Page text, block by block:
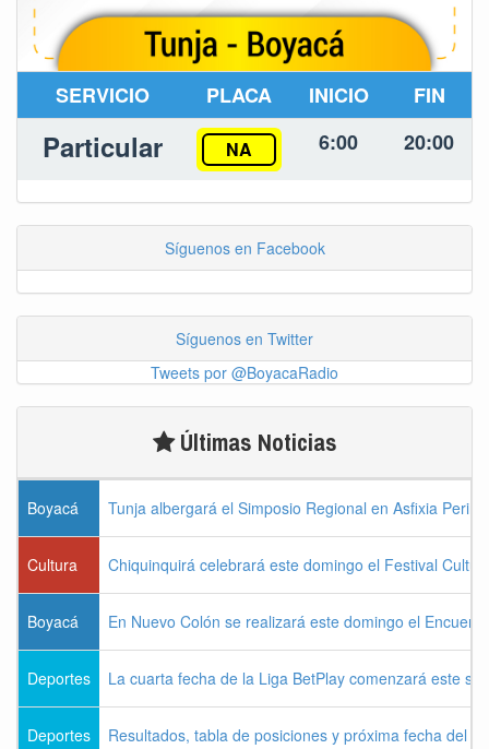
SERVICIO PLACA INICIO FIN
Particular NA 6:00 20:00
Síguenos en Facebook
Síguenos en Twitter
Tweets por @BoyacaRadio
Últimas Noticias
Boyacá Tunja albergará el Simposio Regional en Asfixia
Cultura Chiquinquirá celebrará este domingo el Festival
Boyacá En Nuevo Colón se realizará este domingo el
Deportes La cuarta fecha de la Liga BetPlay comenzará este
Deportes Resultados, tabla de posiciones y próxima fecha del